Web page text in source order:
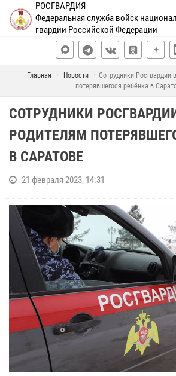
РОСГВАРДИЯ
Федеральная служба войск
гвардии Российской Федерации
Главная Новости
Сотрудники Росгвардии
потерявшегося ребёнка в
СОТРУДНИКИ
РОДИТЕЛЯМ
В САРАТОВЕ
21 февраля 2023, 14:31